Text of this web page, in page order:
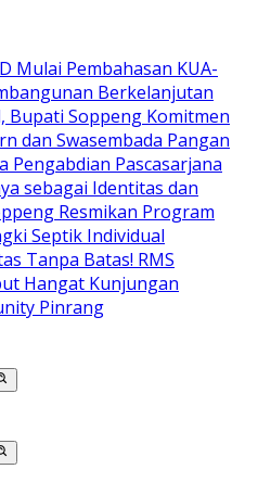
Mulai Pembahasan KUA-
Berkelanjutan
Soppeng Komitmen
dan Swasembada Pangan
Pengabdian Pascasarjana
sebagai Identitas dan
Resmikan Program
Septik Individual
Tanpa Batas! RMS
Hangat Kunjungan
Pinrang